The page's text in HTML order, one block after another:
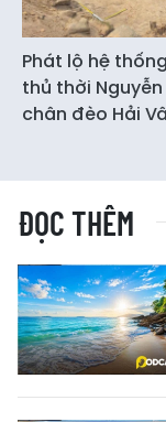
Phát lộ hệ
thủ thời
chân đèo Hải
ĐỌC THÊM